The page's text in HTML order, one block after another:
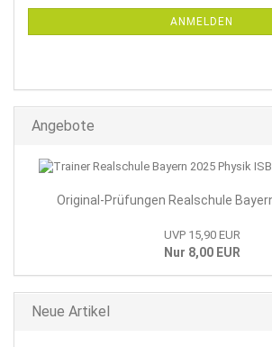
ANMELDEN
Angebote
Original-Prüfungen Realschule
UVP 15,90 EUR
Nur 8,00 EUR
Neue Artikel